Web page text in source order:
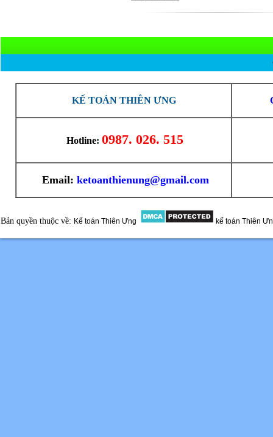
KẾ TOÁN THIÊN ƯNG
Hotline: 0987. 026. 515
Email: ketoanthienung@gmail.com
Bản quyền thuộc về: Kế toán Thiên Ưng kế toán Thiên